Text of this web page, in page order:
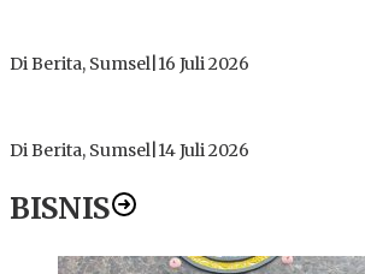
Di Berita, Sumsel 16 Juli 2026
Di Berita, Sumsel 14 Juli 2026
BISNIS